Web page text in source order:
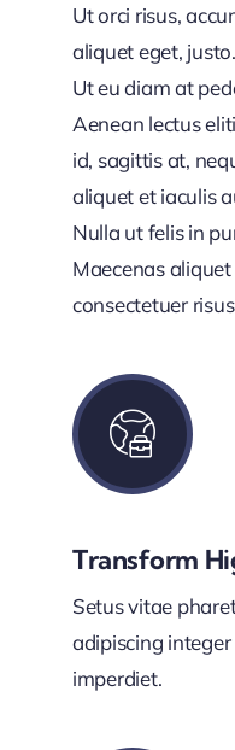
Ut orci risus,
aliquet eget,
Ut eu diam at
Aenean lectus
id, sagittis at,
aliquet et iaculis
Nulla ut felis in
Maecenas
consectetuer
Transform
Setus vitae
adipiscing
imperdiet.